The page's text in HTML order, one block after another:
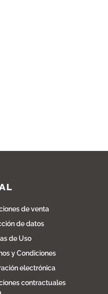
de venta
de datos
de Uso
y Condiciones
electrónica
contractuales